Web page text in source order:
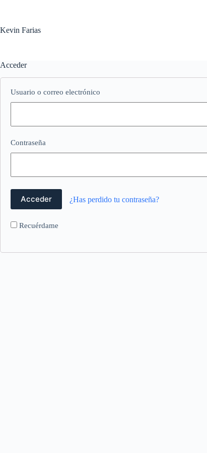
Kevin Farias
Acceder
Usuario o correo electrónico
Contraseña
¿Has perdido tu contraseña?
Recuérdame